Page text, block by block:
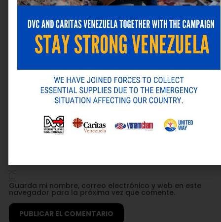
Correo electrónico*
Guarda mi nombre, correo electrónico y web en este
navegador para la próxima vez que comente.